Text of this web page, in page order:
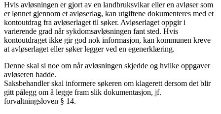
Hvis avløsningen er gjort av en landbruksvikar eller en avløser som
er lønnet gjennom et avløserlag, kan utgiftene dokumenteres med et
kontoutdrag fra avløserlaget til søker. Avløserlaget oppgir i
varierende grad når sykdomsavløsningen fant sted. Hvis
kontoutdraget ikke gir god nok informasjon, kan kommunen kreve
at avløserlaget eller søker legger ved en egenerklæring.
Denne skal si noe om når avløsningen skjedde og hvilke oppgaver
avløseren hadde.
Saksbehandler skal informere søkeren om klagerett dersom det blir
gitt pålegg om å legge fram slik dokumentasjon, jf.
forvaltningsloven § 14.